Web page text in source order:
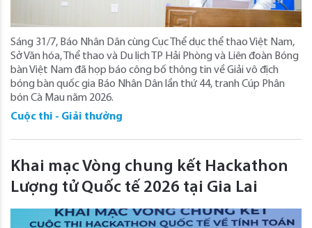
Sáng 31/7, Báo Nhân Dân cùng Cục Thể dục thể thao Việt Nam,
Sở Văn hóa, Thể thao và Du lịch TP Hải Phòng và Liên đoàn Bóng
bàn Việt Nam đã họp báo công bố thông tin về Giải vô địch
bóng bàn quốc gia Báo Nhân Dân lần thứ 44, tranh Cúp Phân
bón Cà Mau năm 2026.
Cuộc thi - Giải thưởng
Khai mạc Vòng chung kết Hackathon
Lượng tử Quốc tế 2026 tại Gia Lai